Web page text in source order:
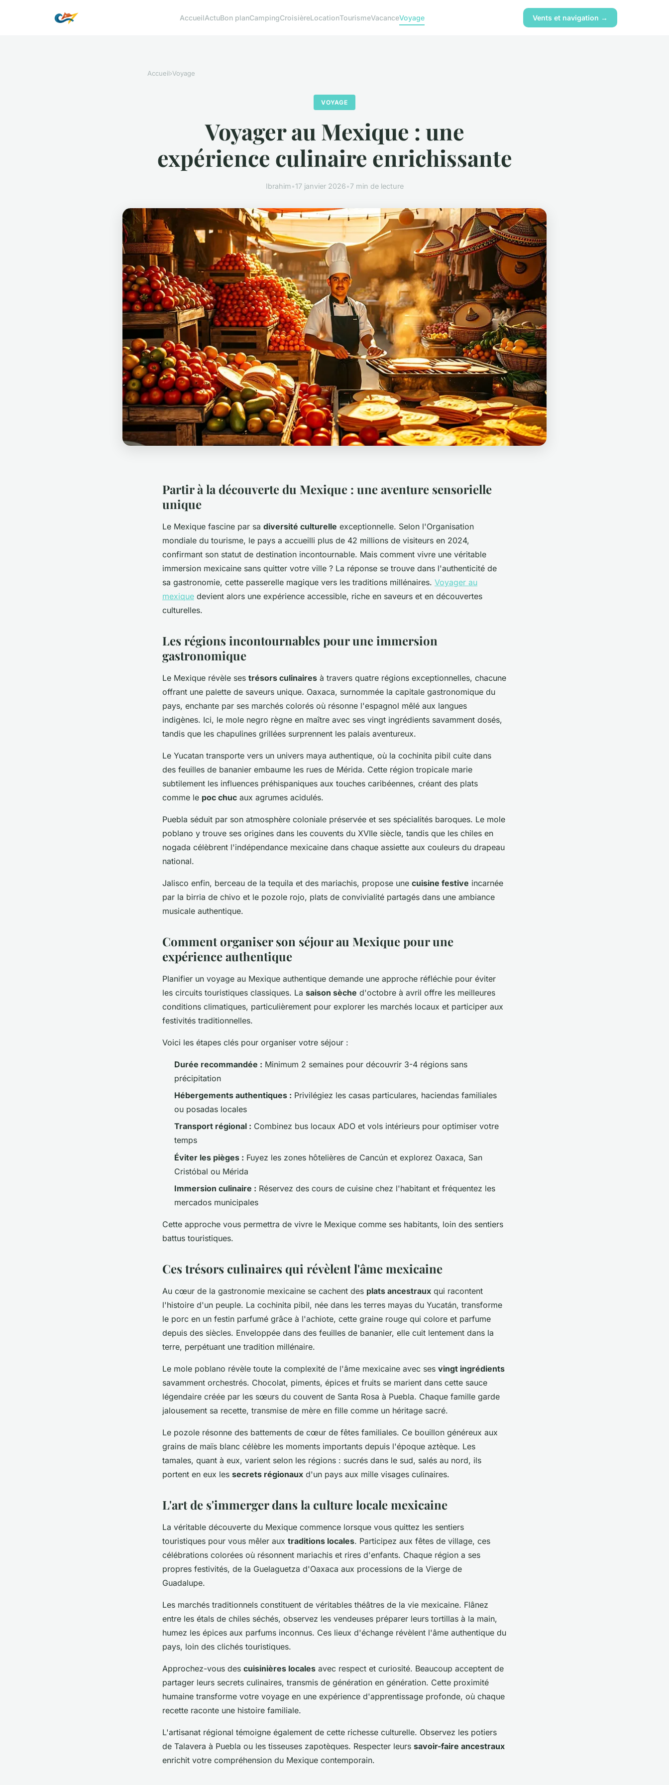
AccueilActuBon planCampingCroisièreLocationTourismeVacanceVoyage Vents et navigation →
Accueil›Voyage
VOYAGE
Voyager au Mexique : une
expérience culinaire enrichissante
Ibrahim•17 janvier 2026•7 min de lecture
Partir à la découverte du Mexique : une aventure sensorielle
unique
Le Mexique fascine par sa diversité culturelle exceptionnelle. Selon l'Organisation
mondiale du tourisme, le pays a accueilli plus de 42 millions de visiteurs en 2024,
confirmant son statut de destination incontournable. Mais comment vivre une véritable
immersion mexicaine sans quitter votre ville ? La réponse se trouve dans l'authenticité de
sa gastronomie, cette passerelle magique vers les traditions millénaires. Voyager au
mexique devient alors une expérience accessible, riche en saveurs et en découvertes
culturelles.
Les régions incontournables pour une immersion
gastronomique
Le Mexique révèle ses trésors culinaires à travers quatre régions exceptionnelles, chacune
offrant une palette de saveurs unique. Oaxaca, surnommée la capitale gastronomique du
pays, enchante par ses marchés colorés où résonne l'espagnol mêlé aux langues
indigènes. Ici, le mole negro règne en maître avec ses vingt ingrédients savamment dosés,
tandis que les chapulines grillées surprennent les palais aventureux.
Le Yucatan transporte vers un univers maya authentique, où la cochinita pibil cuite dans
des feuilles de bananier embaume les rues de Mérida. Cette région tropicale marie
subtilement les influences préhispaniques aux touches caribéennes, créant des plats
comme le poc chuc aux agrumes acidulés.
Puebla séduit par son atmosphère coloniale préservée et ses spécialités baroques. Le mole
poblano y trouve ses origines dans les couvents du XVIIe siècle, tandis que les chiles en
nogada célèbrent l'indépendance mexicaine dans chaque assiette aux couleurs du drapeau
national.
Jalisco enfin, berceau de la tequila et des mariachis, propose une cuisine festive incarnée
par la birria de chivo et le pozole rojo, plats de convivialité partagés dans une ambiance
musicale authentique.
Comment organiser son séjour au Mexique pour une
expérience authentique
Planifier un voyage au Mexique authentique demande une approche réfléchie pour éviter
les circuits touristiques classiques. La saison sèche d'octobre à avril offre les meilleures
conditions climatiques, particulièrement pour explorer les marchés locaux et participer aux
festivités traditionnelles.
Voici les étapes clés pour organiser votre séjour :
Durée recommandée : Minimum 2 semaines pour découvrir 3-4 régions sans
précipitation
Hébergements authentiques : Privilégiez les casas particulares, haciendas familiales
ou posadas locales
Transport régional : Combinez bus locaux ADO et vols intérieurs pour optimiser votre
temps
Éviter les pièges : Fuyez les zones hôtelières de Cancún et explorez Oaxaca, San
Cristóbal ou Mérida
Immersion culinaire : Réservez des cours de cuisine chez l'habitant et fréquentez les
mercados municipales
Cette approche vous permettra de vivre le Mexique comme ses habitants, loin des sentiers
battus touristiques.
Ces trésors culinaires qui révèlent l'âme mexicaine
Au cœur de la gastronomie mexicaine se cachent des plats ancestraux qui racontent
l'histoire d'un peuple. La cochinita pibil, née dans les terres mayas du Yucatán, transforme
le porc en un festin parfumé grâce à l'achiote, cette graine rouge qui colore et parfume
depuis des siècles. Enveloppée dans des feuilles de bananier, elle cuit lentement dans la
terre, perpétuant une tradition millénaire.
Le mole poblano révèle toute la complexité de l'âme mexicaine avec ses vingt ingrédients
savamment orchestrés. Chocolat, piments, épices et fruits se marient dans cette sauce
légendaire créée par les sœurs du couvent de Santa Rosa à Puebla. Chaque famille garde
jalousement sa recette, transmise de mère en fille comme un héritage sacré.
Le pozole résonne des battements de cœur de fêtes familiales. Ce bouillon généreux aux
grains de maïs blanc célèbre les moments importants depuis l'époque aztèque. Les
tamales, quant à eux, varient selon les régions : sucrés dans le sud, salés au nord, ils
portent en eux les secrets régionaux d'un pays aux mille visages culinaires.
L'art de s'immerger dans la culture locale mexicaine
La véritable découverte du Mexique commence lorsque vous quittez les sentiers
touristiques pour vous mêler aux traditions locales. Participez aux fêtes de village, ces
célébrations colorées où résonnent mariachis et rires d'enfants. Chaque région a ses
propres festivités, de la Guelaguetza d'Oaxaca aux processions de la Vierge de
Guadalupe.
Les marchés traditionnels constituent de véritables théâtres de la vie mexicaine. Flânez
entre les étals de chiles séchés, observez les vendeuses préparer leurs tortillas à la main,
humez les épices aux parfums inconnus. Ces lieux d'échange révèlent l'âme authentique du
pays, loin des clichés touristiques.
Approchez-vous des cuisinières locales avec respect et curiosité. Beaucoup acceptent de
partager leurs secrets culinaires, transmis de génération en génération. Cette proximité
humaine transforme votre voyage en une expérience d'apprentissage profonde, où chaque
recette raconte une histoire familiale.
L'artisanat régional témoigne également de cette richesse culturelle. Observez les potiers
de Talavera à Puebla ou les tisseuses zapotèques. Respecter leurs savoir-faire ancestraux
enrichit votre compréhension du Mexique contemporain.